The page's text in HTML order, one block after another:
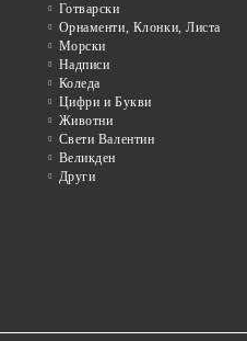
Готварски
Орнаменти, Клонки, Листа
Морски
Надписи
Коледа
Цифри и Букви
Животни
Свети Валентин
Великден
Други